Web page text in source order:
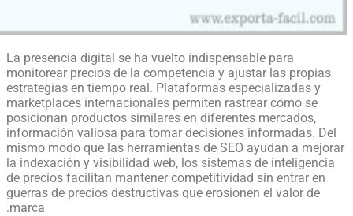
La presencia digital se ha vuelto indispensable para
monitorear precios de la competencia y ajustar las propias
estrategias en tiempo real. Plataformas especializadas y
marketplaces internacionales permiten rastrear cómo se
posicionan productos similares en diferentes mercados,
información valiosa para tomar decisiones informadas. Del
mismo modo que las herramientas de SEO ayudan a mejorar
la indexación y visibilidad web, los sistemas de inteligencia
de precios facilitan mantener competitividad sin entrar en
guerras de precios destructivas que erosionen el valor de
marca.